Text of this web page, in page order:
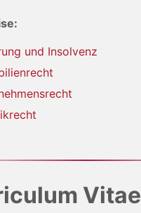
und Insolvenz
Vitae